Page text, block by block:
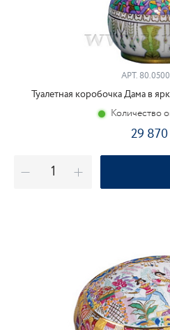
АРТ.
Туалетная коробочка Дама в
Количество
29 870